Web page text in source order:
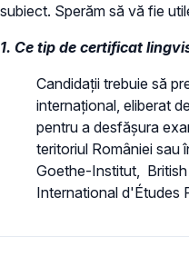
subiect. Sperăm să vă fie
1. Ce tip de certificat
Candidații trebuie să
internațional, eliberat
pentru a desfășura
teritoriul României sau
Goethe-Institut, British
International d'Études